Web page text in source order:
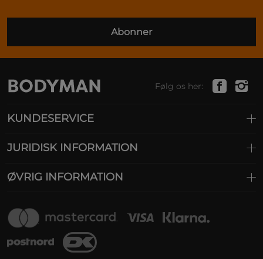
Abonner
Følg os her:
KUNDESERVICE
JURIDISK INFORMATION
ØVRIG INFORMATION